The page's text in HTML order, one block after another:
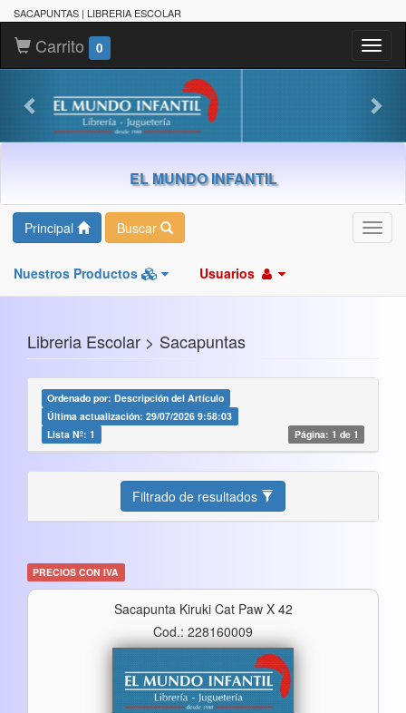
SACAPUNTAS | LIBRERIA ESCOLAR
Carrito 0
EL MUNDO INFANTIL
Principal Buscar
Nuestros Productos Usuarios
Libreria Escolar > Sacapuntas
Ordenado por: Descripción del Artículo
Última actualización: 29/07/2026 9:58:03
Lista Nº: 1
Página: 1 de 1
Filtrado de resultados
PRECIOS CON IVA
Sacapunta Kiruki Cat Paw X 42
Cod.: 228160009